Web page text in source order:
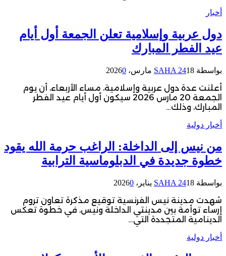
أخبار
دول عربية وإسلامية تعلن الجمعة أول أيام
عيد الفطر المبارك
بواسطة SAHA 2418 مارس، 2026 0
أعلنت عدة دول عربية وإسلامية، مساء الأربعاء، أن يوم
الجمعة 20 مارس 2026 سيكون أول أيام عيد الفطر
المبارك، وذلك…
أخبار دولية
من نيس إلى الداخلة: الراغب حرمة الله يقود
خطوة جديدة في الدبلوماسية الترابية
بواسطة SAHA 2418 يناير، 2026 0
شهدت مدينة نيس الفرنسية توقيع مذكرة تعاون تروم
إرساء توأمة بين مدينتي الداخلة ونيس، في خطوة تعكس
الدينامية المتجددة التي…
أخبار دولية